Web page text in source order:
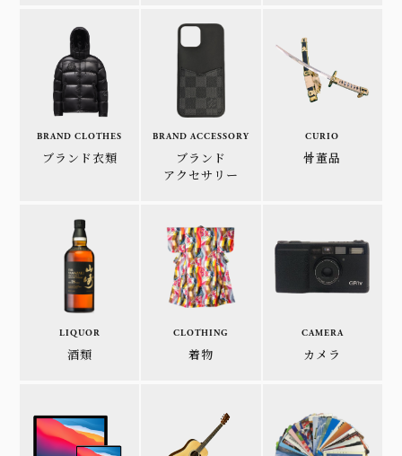
BRAND CLOTHES
ブランド衣類
BRAND ACCESSORY
ブランド
アクセサリー
CURIO
骨董品
LIQUOR
酒類
CLOTHING
着物
CAMERA
カメラ